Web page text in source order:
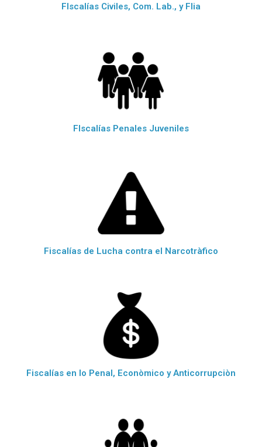
FIscalías Civiles, Com. Lab., y Flia
FIscalías Penales Juveniles
Fiscalías de Lucha contra el Narcotràfico
Fiscalías en lo Penal, Econòmico y Anticorrupciòn